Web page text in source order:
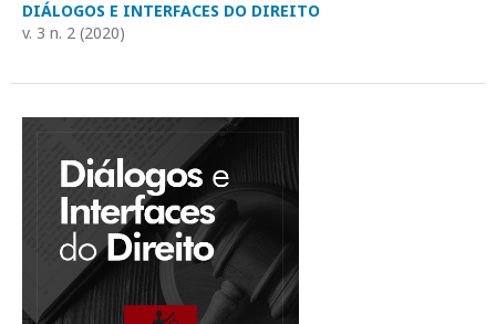
DIÁLOGOS E INTERFACES DO DIREITO
v. 3 n. 2 (2020)